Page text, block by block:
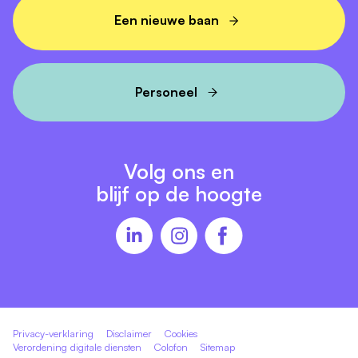
volgende stap te zetten.
Sollicitatieprocedure
Screening van cv en motivatie
Meeloopmoment
Eindgesprek en arbeidsvoorwaarden
Een nieuwe baan
Personeel
Volg ons en
blijf op de hoogte
Privacy-verklaring Disclaimer
Cookies
Verordening digitale diensten
Colofon Sitemap